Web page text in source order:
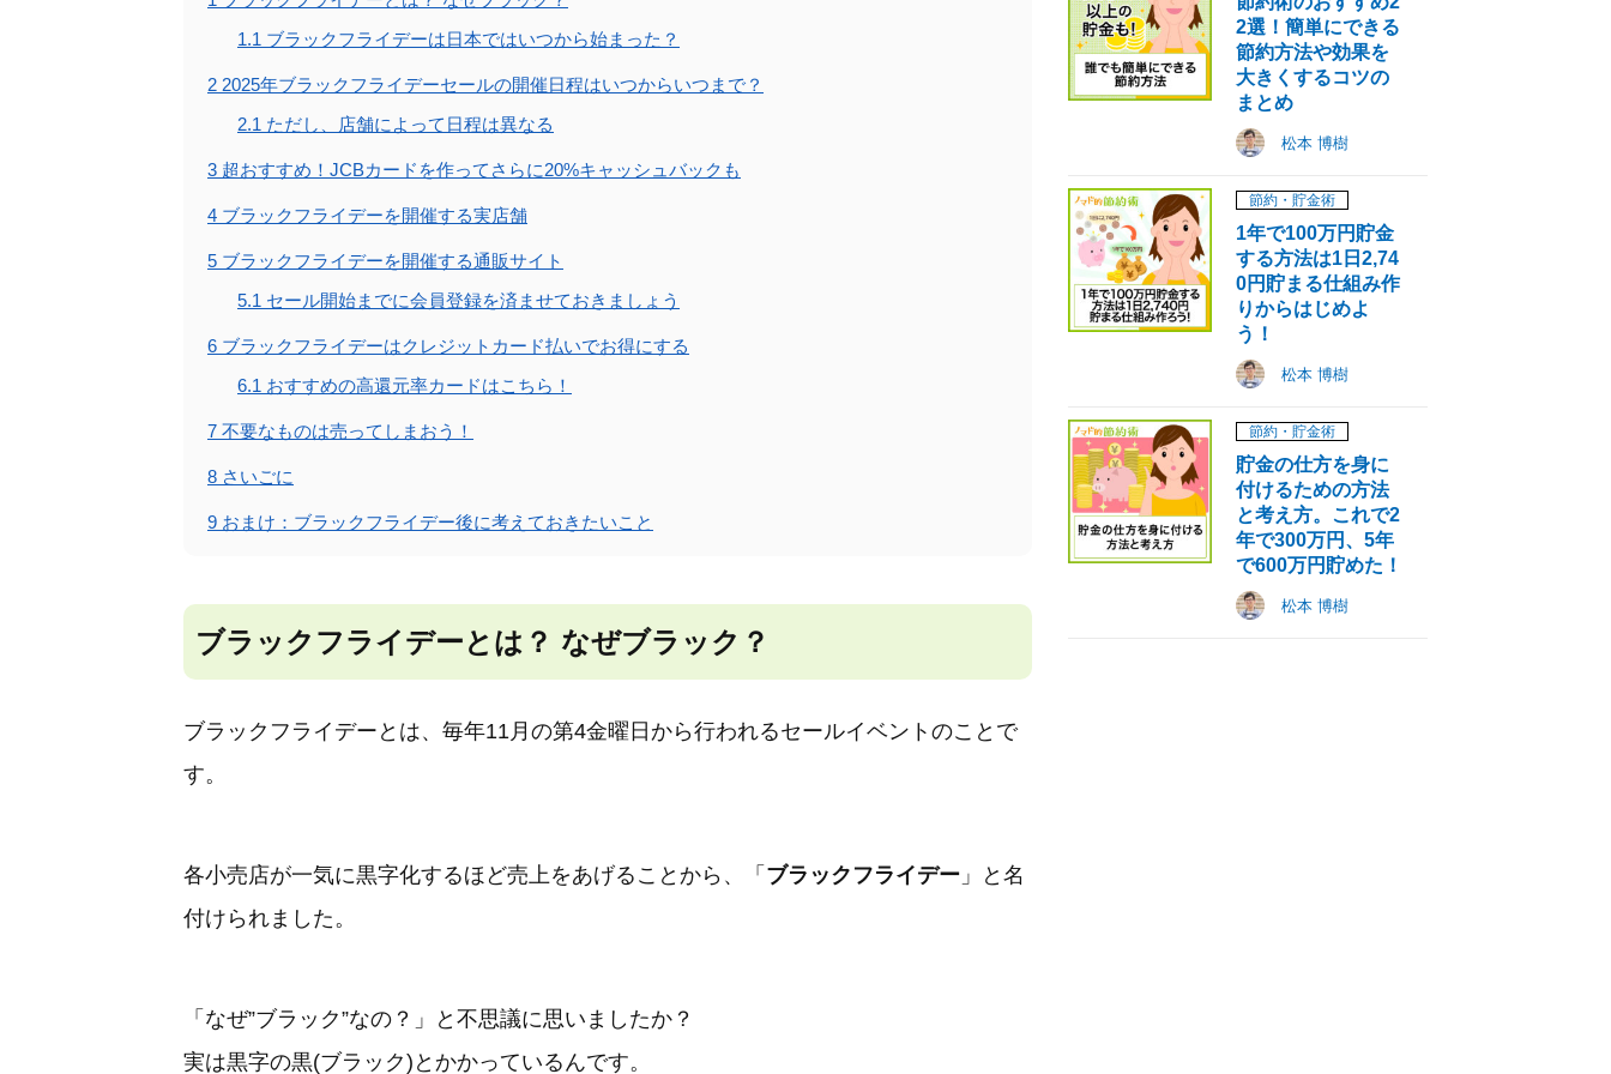
1.1 ブラックフライデーは日本ではいつから始まった？
2 2025年ブラックフライデーセールの開催日程はいつからいつまで？
2.1 ただし、店舗によって日程は異なる
3 超おすすめ！JCBカードを作ってさらに20%キャッシュバックも
4 ブラックフライデーを開催する実店舗
5 ブラックフライデーを開催する通販サイト
5.1 セール開始までに会員登録を済ませておきましょう
6 ブラックフライデーはクレジットカード払いでお得にする
6.1 おすすめの高還元率カードはこちら！
7 不要なものは売ってしまおう！
8 さいごに
9 おまけ：ブラックフライデー後に考えておきたいこと
ブラックフライデーとは？ なぜブラック？
ブラックフライデーとは、毎年11月の第4金曜日から行われるセールイベントのことで
す。
各小売店が一気に黒字化するほど売上をあげることから、「 ブラックフライデー 」と名
付けられました。
「なぜ”ブラック”なの？」と不思議に思いましたか？
実は黒字の黒(ブラック)とかかっているんです。
2選！簡単にできる
節約方法や効果を
大きくするコツの
まとめ
松本 博樹
節約・貯金術
1年で100万円貯金
する方法は1日2,74
0円貯まる仕組み作
りからはじめよ
う！
松本 博樹
節約・貯金術
貯金の仕方を身に
付けるための方法
と考え方。これで2
年で300万円、5年
で600万円貯めた！
松本 博樹